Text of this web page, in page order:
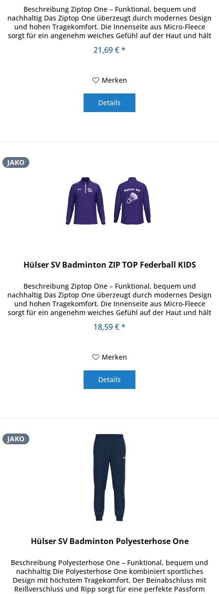
Beschreibung Ziptop One – Funktional, bequem und
nachhaltig Das Ziptop One überzeugt durch modernes Design
und hohen Tragekomfort. Die Innenseite aus Micro-Fleece
sorgt für ein angenehm weiches Gefühl auf der Haut und hält
21,69 € *
Merken
Details
JAKO
Hülser SV Badminton ZIP TOP Federball KIDS
Beschreibung Ziptop One – Funktional, bequem und
nachhaltig Das Ziptop One überzeugt durch modernes Design
und hohen Tragekomfort. Die Innenseite aus Micro-Fleece
sorgt für ein angenehm weiches Gefühl auf der Haut und hält
18,59 € *
Merken
Details
JAKO
Hülser SV Badminton Polyesterhose One
Beschreibung Polyesterhose One – Funktional, bequem und
nachhaltig Die Polyesterhose One kombiniert sportliches
Design mit höchstem Tragekomfort. Der Beinabschluss mit
Reißverschluss und Ripp sorgt für eine perfekte Passform